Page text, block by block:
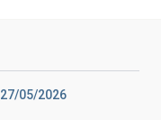
27/05/2026